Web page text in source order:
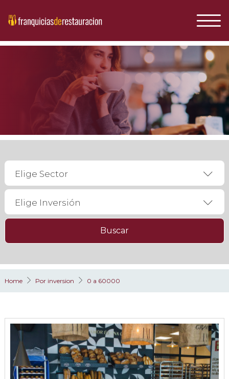
Elige Sector
Elige Inversión
Buscar
Home Por inversion 0 a 60000